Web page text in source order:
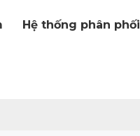
Hệ thống phân phối